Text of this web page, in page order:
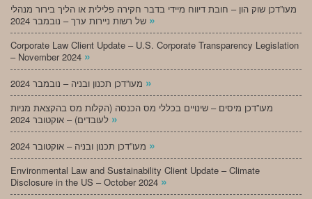
מעו”דכן שוק הון – חובת דיווח מיידי בדבר חקירה פלילית או הליך בירור מנהלי
»
Corporate Law Client Update – U.S. Corporate Transparency Legislation
– November 2024 »
»
מעו”דכן מיסים – שינויים בכללי מס הכנסה (הקלות מס בהקצאת מניות
»
»
Environmental Law and Sustainability Client Update – Climate
Disclosure in the US – October 2024 »